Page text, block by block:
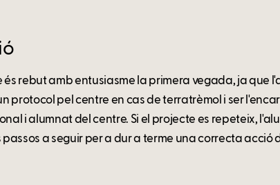
és rebut amb entusiasme la primera vegada, ja que
protocol pel centre en cas de terratrèmol i ser
i alumnat del centre. Si el projecte es repeteix,
passos a seguir per a dur a terme una correcta